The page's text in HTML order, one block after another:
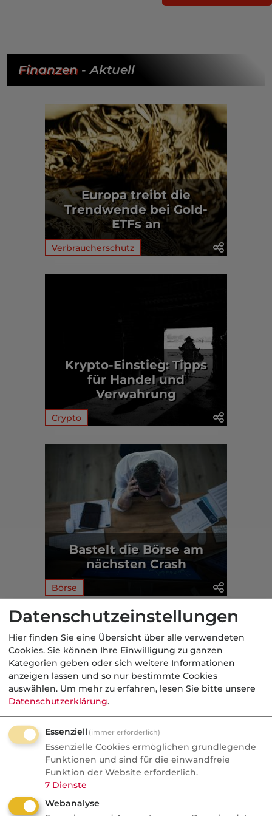
Finanzen- Aktuell
Europa treibt die
Trendwende bei Gold-
ETFs an
Verbraucherschutz
Krypto-Einstieg: Tipps
für Handel und
Verwahrung
Crypto
Bastelt die Börse am
nächsten Crash
Börse
Aus der dvb-Redaktion
Politik
Nachrichten
Sorgen um Deutschlands
Kreditwürdigkeit
Die Bundesrepublik gehört zu den rund
einem Dutzend Staaten weltweit, denen
die Ratingagenturen mit der Bestnote
AAA höchste Zahlungsfähigkeit
bescheinigen. Diese Einstufung könnte
Datenschutzeinstellungen
Hier finden Sie eine Übersicht über alle verwendeten
Cookies. Sie können Ihre Einwilligung zu ganzen
Kategorien geben oder sich weitere Informationen
anzeigen lassen und so nur bestimmte Cookies
auswählen. Um mehr zu erfahren, lesen Sie bitte unsere
Datenschutzerklärung.
Essenziell (immer erforderlich)
Essenzielle Cookies ermöglichen grundlegende
Funktionen und sind für die einwandfreie
Funktion der Website erforderlich.
7 Dienste
Webanalyse